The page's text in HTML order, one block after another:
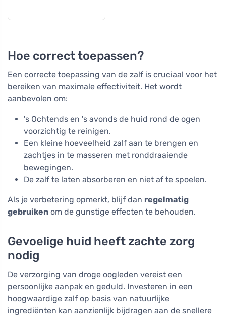
Hoe correct toepassen?
Een correcte toepassing van de zalf is cruciaal voor het
bereiken van maximale effectiviteit. Het wordt
aanbevolen om:
's Ochtends en 's avonds de huid rond de ogen
voorzichtig te reinigen.
Een kleine hoeveelheid zalf aan te brengen en
zachtjes in te masseren met ronddraaiende
bewegingen.
De zalf te laten absorberen en niet af te spoelen.
Als je verbetering opmerkt, blijf dan regelmatig
gebruiken om de gunstige effecten te behouden.
Gevoelige huid heeft zachte zorg
nodig
De verzorging van droge oogleden vereist een
persoonlijke aanpak en geduld. Investeren in een
hoogwaardige zalf op basis van natuurlijke
ingrediënten kan aanzienlijk bijdragen aan de snellere